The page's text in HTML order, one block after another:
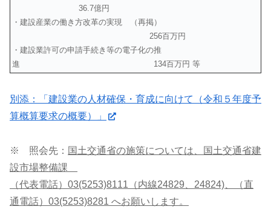
36.7億円
・建設産業の働き方改革の実現 （再掲）
256百万円
・建設業許可の申請手続き等の電子化の推
進 134百万円 等
別添：「建設業の人材確保・育成に向けて（令和５年度予
算概算要求の概要）」
※ 照会先： 国土交通省の施策については、国土交通省建
設市場整備課
（代表電話）03(5253)8111（内線24829、24824)、（直
通電話）03(5253)8281 へお願いします。